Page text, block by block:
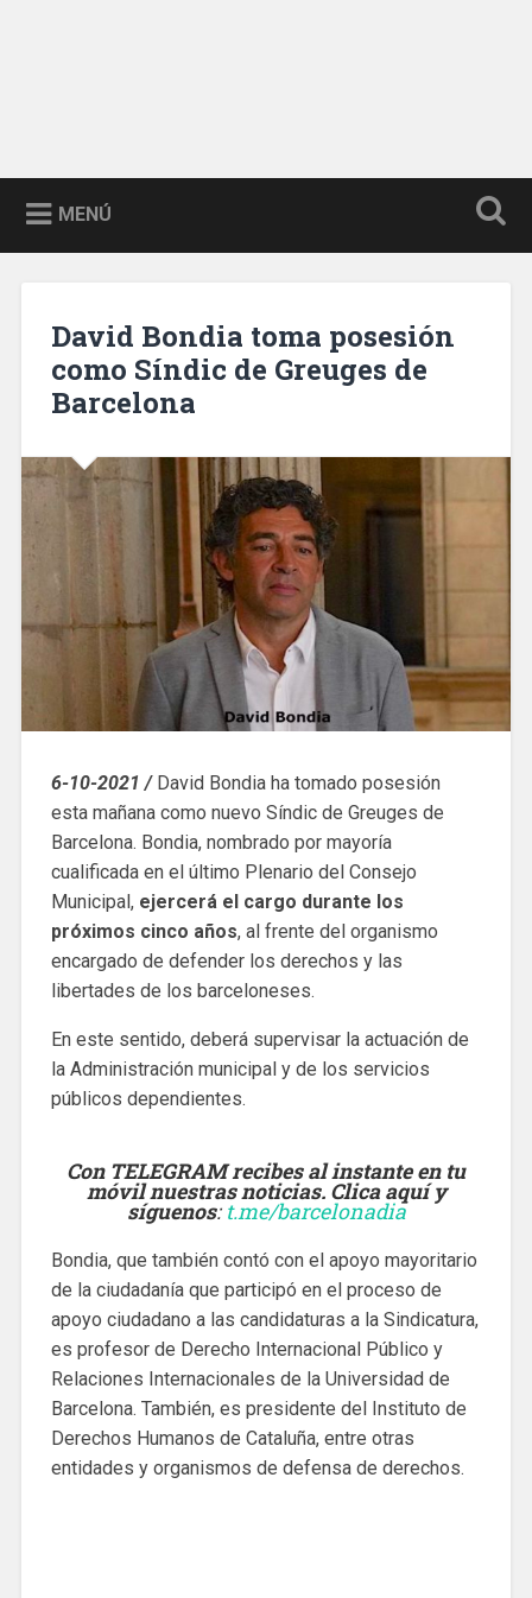
MENÚ
David Bondia toma posesión
como Síndic de Greuges de
Barcelona
6-10-2021 /David Bondia ha tomado posesión
esta mañana como nuevo Síndic de Greuges de
Barcelona. Bondia, nombrado por mayoría
cualificada en el último Plenario del Consejo
Municipal, ejercerá el cargo durante los
próximos cinco años, al frente del organismo
encargado de defender los derechos y las
libertades de los barceloneses.
En este sentido, deberá supervisar la actuación de
la Administración municipal y de los servicios
públicos dependientes.
Con TELEGRAM recibes al instante en tu
móvil nuestras noticias. Clica aquí y
síguenos: t.me/barcelonadia
Bondia, que también contó con el apoyo mayoritario
de la ciudadanía que participó en el proceso de
apoyo ciudadano a las candidaturas a la Sindicatura,
es profesor de Derecho Internacional Público y
Relaciones Internacionales de la Universidad de
Barcelona. También, es presidente del Instituto de
Derechos Humanos de Cataluña, entre otras
entidades y organismos de defensa de derechos.